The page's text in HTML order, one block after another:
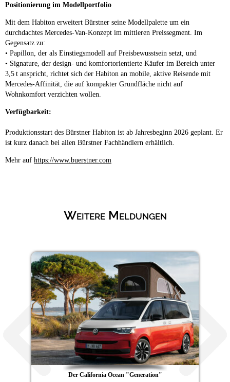
Positionierung im Modellportfolio
Mit dem Habiton erweitert Bürstner seine Modellpalette um ein
durchdachtes Mercedes-Van-Konzept im mittleren Preissegment. Im
Gegensatz zu:
• Papillon, der als Einstiegsmodell auf Preisbewusstsein setzt, und
• Signature, der design- und komfortorientierte Käufer im Bereich unter
3,5 t anspricht, richtet sich der Habiton an mobile, aktive Reisende mit
Mercedes-Affinität, die auf kompakter Grundfläche nicht auf
Wohnkomfort verzichten wollen.
Verfügbarkeit:
Produktionsstart des Bürstner Habiton ist ab Jahresbeginn 2026 geplant. Er
ist kurz danach bei allen Bürstner Fachhändlern erhältlich.
Mehr auf https://www.buerstner.com
Weitere Meldungen
Der California Ocean "Generation"